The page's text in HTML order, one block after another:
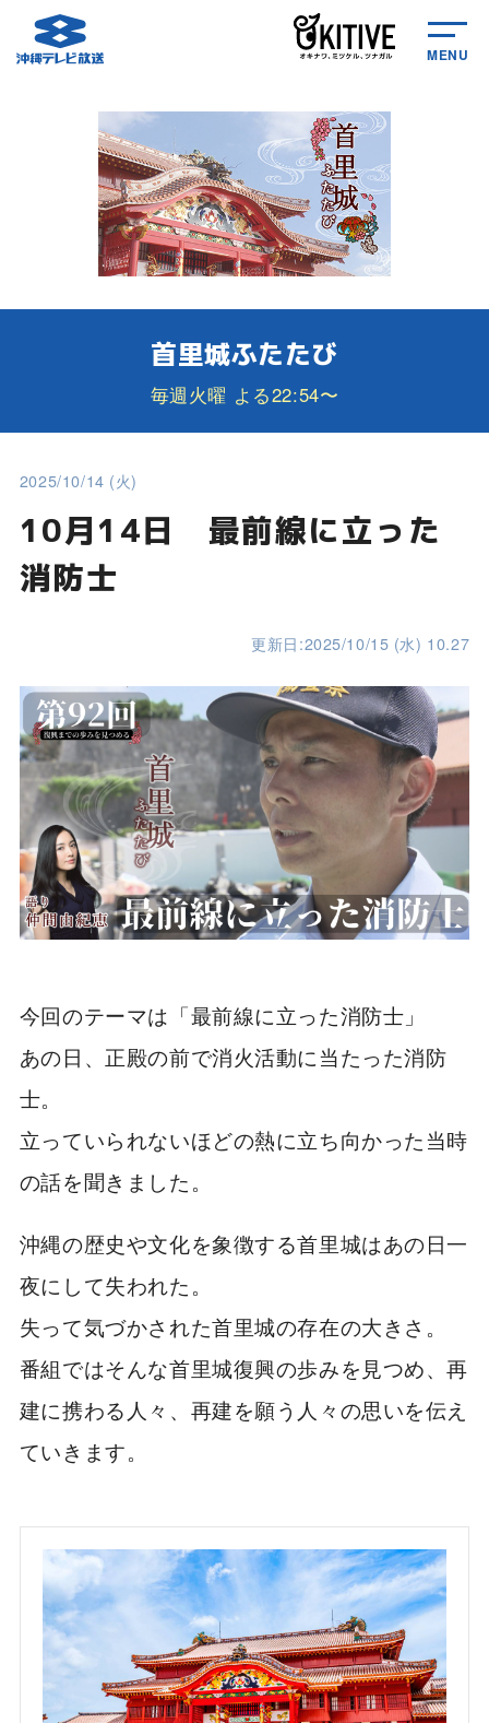
MENU
首里城ふたたび
毎週火曜 よる22:54〜
2025/10/14 (火)
10月14日 最前線に立った
消防士
更新日:2025/10/15 (水) 10.27
今回のテーマは「最前線に立った消防士」
あの日、正殿の前で消火活動に当たった消防
士。
立っていられないほどの熱に立ち向かった当時
の話を聞きました。
沖縄の歴史や文化を象徴する首里城はあの日一
夜にして失われた。
失って気づかされた首里城の存在の大きさ。
番組ではそんな首里城復興の歩みを見つめ、再
建に携わる人々、再建を願う人々の思いを伝え
ていきます。